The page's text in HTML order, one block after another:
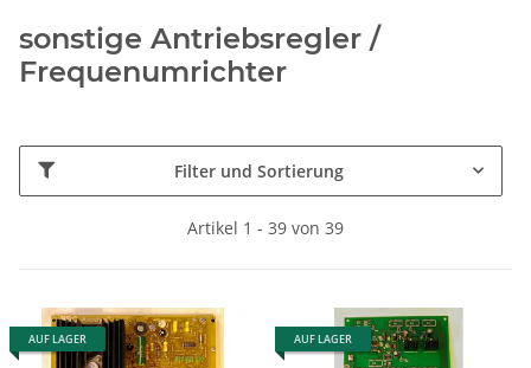
sonstige Antriebsregler /
Frequenumrichter
Filter und Sortierung
Artikel 1 - 39 von 39
AUF LAGER AUF LAGER